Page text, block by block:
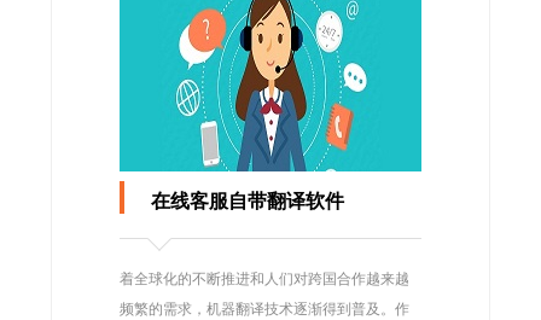
在线客服自带翻译软件
着全球化的不断推进和人们对跨国合作越来越
频繁的需求，机器翻译技术逐渐得到普及。作